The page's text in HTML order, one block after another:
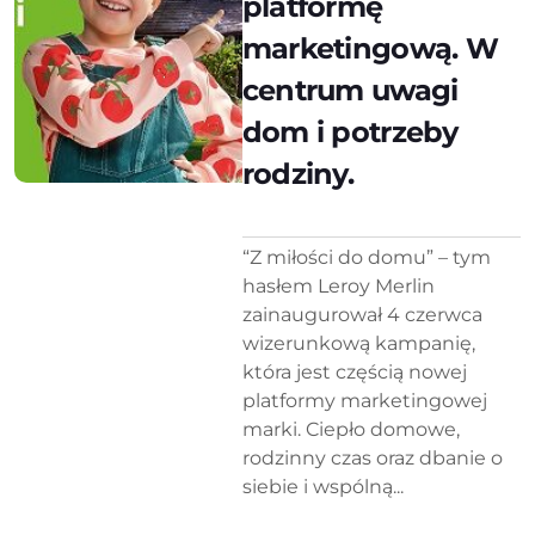
marketingową. W
centrum uwagi
dom i potrzeby
rodziny.
“Z miłości do domu” – tym
hasłem Leroy Merlin
zainaugurował 4 czerwca
wizerunkową kampanię,
która jest częścią nowej
platformy marketingowej
marki. Ciepło domowe,
rodzinny czas oraz dbanie o
siebie i wspólną...